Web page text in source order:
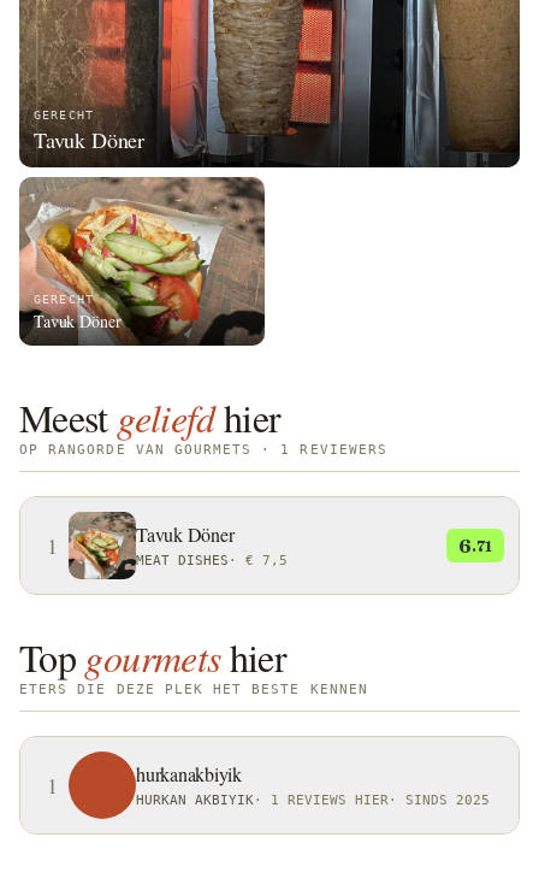
GERECHT
Tavuk Döner
GERECHT
Tavuk Döner
Meest geliefdhier
OP RANGORDE VAN GOURMETS · 1 REVIEWERS
1 Tavuk Döner
MEAT DISHES · € 7,5
6.71
Top gourmetshier
ETERS DIE DEZE PLEK HET BESTE KENNEN
1 hurkanakbiyik
HURKAN AKBIYIK · 1 REVIEWS HIER · SINDS 2025